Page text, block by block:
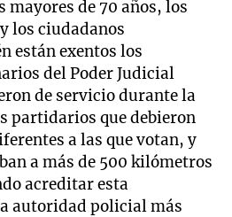
mayores de 70 años, los
los ciudadanos
están exentos los
del Poder Judicial
de servicio durante la
partidarios que debieron
a las que votan, y
a más de 500 kilómetros
acreditar esta
autoridad policial más